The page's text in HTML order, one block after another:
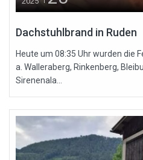
Dachstuhlbrand in Ruden
Heute um 08:35 Uhr wurden die
a. Walleraberg, Rinkenberg,
Sirenenala...